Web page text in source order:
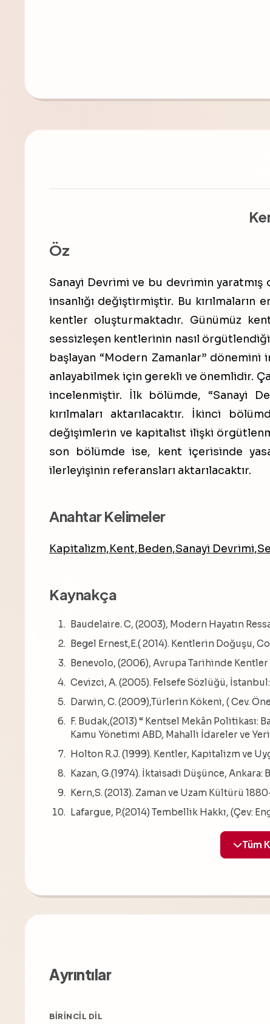
Öz
Sanayi Devrimi ve bu devrimin
insanlığı değiştirmiştir. Bu
kentler oluşturmaktadır. Günümüz
sessizleşen kentlerinin nasıl
başlayan “Modern Zamanlar” dönemini
anlayabilmek için gerekli ve önemlidir.
incelenmiştir. İlk bölümde, “Sanayi
kırılmaları aktarılacaktır. İkinci
değişimlerin ve kapitalist ilişki
son bölümde ise, kent içerisinde
ilerleyişinin referansları aktarılacaktır.
Anahtar Kelimeler
Kapitalizm,Kent,Beden,Sanayi
Kaynakça
Baudelaire. C, (2003), Modern Hayatın
Begel Ernest,E.( 2014). Kentlerin Doğuşu,
Benevolo, (2006), Avrupa Tarihinde Kentler
Cevizci, A. (2005). Felsefe Sözlüğü, İstanbul:
Darwin, C. (2009),Türlerin Kökeni, ( Cev.
F. Budak,(2013) “ Kentsel Mekân Politikası:
Kamu Yönetimi ABD, Mahalli İdareler ve
Holton R.J. (1999). Kentler, Kapitalizm ve
Kazan, G.(1974). İktaisadi Düşünce, Ankara:
Kern,S. (2013). Zaman ve Uzam Kültürü
Lafargue, P.(2014) Tembellik Hakkı, (Çev:
Ayrıntılar
BIRINCIL DIL